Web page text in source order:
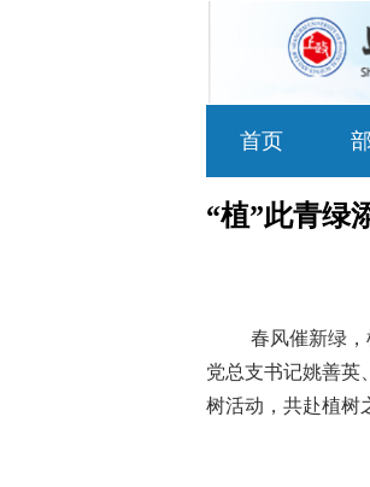
首页
“植”此青绿
春风催新绿
党总支书记姚善英
树活动，共赴植树